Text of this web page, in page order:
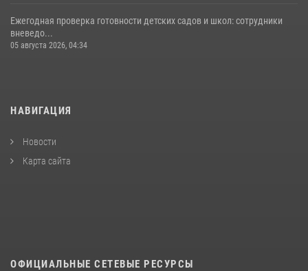
Ежегодная проверка готовности детских садов и школ: сотрудники
вневедо...
05 августа 2026, 04:34
НАВИГАЦИЯ
Новости
Карта сайта
ОФИЦИАЛЬНЫЕ СЕТЕВЫЕ РЕСУРСЫ